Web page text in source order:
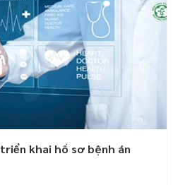
khai hồ sơ bệnh án